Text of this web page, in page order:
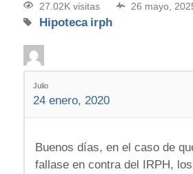
27.02K visitas 26 mayo,
Hipoteca irph
Julio
24 enero, 2020
Buenos días, en el caso de
fallase en contra del IRPH,